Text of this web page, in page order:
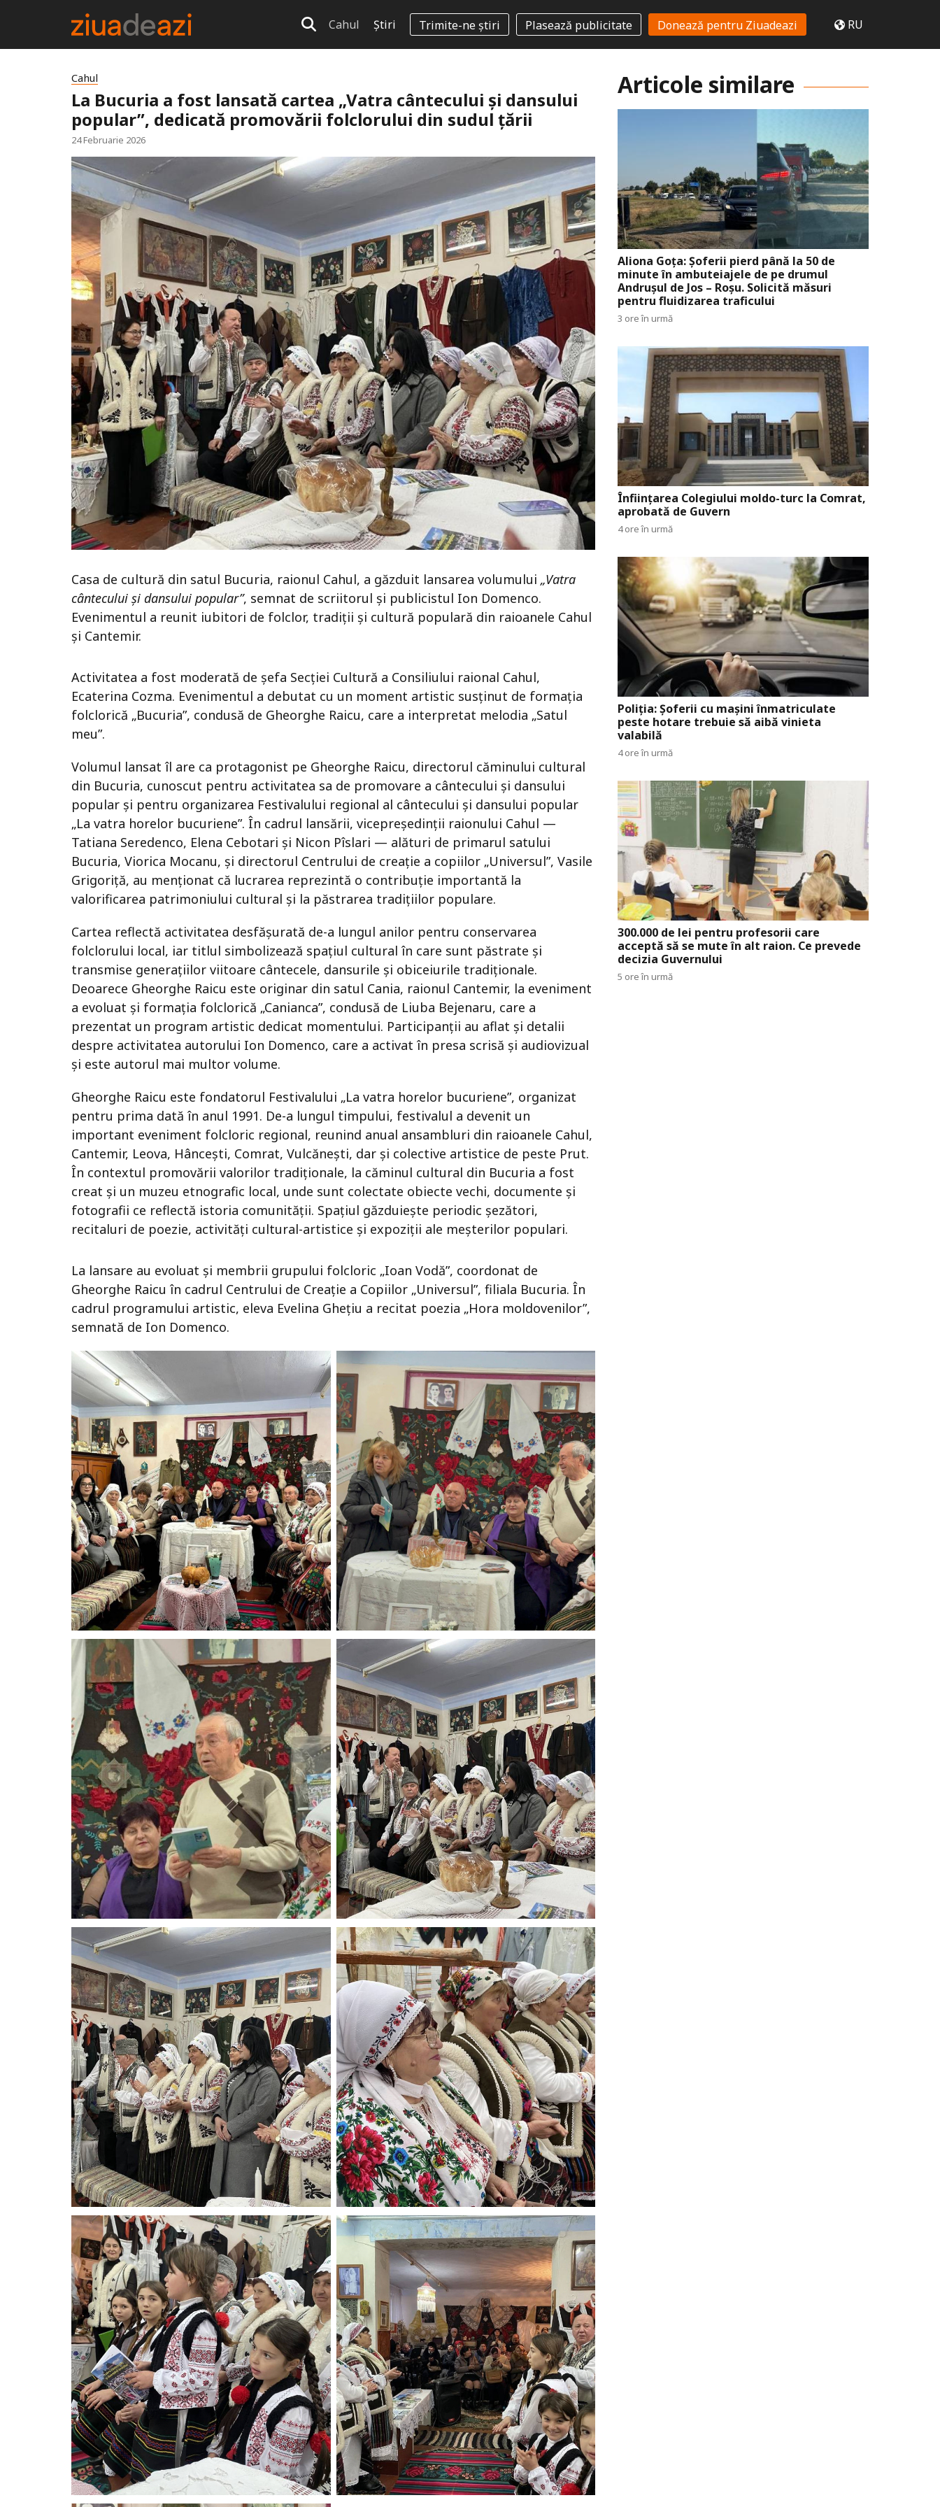
Cahul Știri Trimite-ne știri Plasează publicitate Donează pentru Ziuadeazi RU
Cahul
La Bucuria a fost lansată cartea „Vatra cântecului și dansului
popular”, dedicată promovării folclorului din sudul țării
24 Februarie 2026
Casa de cultură din satul Bucuria, raionul Cahul, a găzduit lansarea volumului „Vatra
cântecului și dansului popular”, semnat de scriitorul și publicistul Ion Domenco.
Evenimentul a reunit iubitori de folclor, tradiții și cultură populară din raioanele Cahul
și Cantemir.
Activitatea a fost moderată de șefa Secției Cultură a Consiliului raional Cahul,
Ecaterina Cozma. Evenimentul a debutat cu un moment artistic susținut de formația
folclorică „Bucuria”, condusă de Gheorghe Raicu, care a interpretat melodia „Satul
meu”.
Volumul lansat îl are ca protagonist pe Gheorghe Raicu, directorul căminului cultural
din Bucuria, cunoscut pentru activitatea sa de promovare a cântecului și dansului
popular și pentru organizarea Festivalului regional al cântecului și dansului popular
„La vatra horelor bucuriene”. În cadrul lansării, vicepreședinții raionului Cahul —
Tatiana Seredenco, Elena Cebotari și Nicon Pîslari — alături de primarul satului
Bucuria, Viorica Mocanu, și directorul Centrului de creație a copiilor „Universul”, Vasile
Grigoriță, au menționat că lucrarea reprezintă o contribuție importantă la
valorificarea patrimoniului cultural și la păstrarea tradițiilor populare.
Cartea reflectă activitatea desfășurată de-a lungul anilor pentru conservarea
folclorului local, iar titlul simbolizează spațiul cultural în care sunt păstrate și
transmise generațiilor viitoare cântecele, dansurile și obiceiurile tradiționale.
Deoarece Gheorghe Raicu este originar din satul Cania, raionul Cantemir, la eveniment
a evoluat și formația folclorică „Canianca”, condusă de Liuba Bejenaru, care a
prezentat un program artistic dedicat momentului. Participanții au aflat și detalii
despre activitatea autorului Ion Domenco, care a activat în presa scrisă și audiovizual
și este autorul mai multor volume.
Gheorghe Raicu este fondatorul Festivalului „La vatra horelor bucuriene”, organizat
pentru prima dată în anul 1991. De-a lungul timpului, festivalul a devenit un
important eveniment folcloric regional, reunind anual ansambluri din raioanele Cahul,
Cantemir, Leova, Hâncești, Comrat, Vulcănești, dar și colective artistice de peste Prut.
În contextul promovării valorilor tradiționale, la căminul cultural din Bucuria a fost
creat și un muzeu etnografic local, unde sunt colectate obiecte vechi, documente și
fotografii ce reflectă istoria comunității. Spațiul găzduiește periodic șezători,
recitaluri de poezie, activități cultural-artistice și expoziții ale meșterilor populari.
La lansare au evoluat și membrii grupului folcloric „Ioan Vodă”, coordonat de
Gheorghe Raicu în cadrul Centrului de Creație a Copiilor „Universul”, filiala Bucuria. În
cadrul programului artistic, eleva Evelina Ghețiu a recitat poezia „Hora moldovenilor”,
semnată de Ion Domenco.
Articole similare
Aliona Goța: Șoferii pierd până la 50 de
minute în ambuteiajele de pe drumul
Andrușul de Jos – Roșu. Solicită măsuri
pentru fluidizarea traficului
3 ore în urmă
Înființarea Colegiului moldo-turc la Comrat,
aprobată de Guvern
4 ore în urmă
Poliția: Șoferii cu mașini înmatriculate
peste hotare trebuie să aibă vinieta
valabilă
4 ore în urmă
300.000 de lei pentru profesorii care
acceptă să se mute în alt raion. Ce prevede
decizia Guvernului
5 ore în urmă